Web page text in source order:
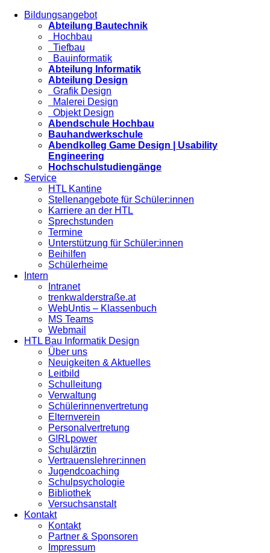
Bildungsangebot
Abteilung Bautechnik
Hochbau
Tiefbau
Bauinformatik
Abteilung Informatik
Abteilung Design
Grafik Design
Malerei Design
Objekt Design
Abendschule Hochbau
Bauhandwerkschule
Abendkolleg Game Design | Usability
Engineering
Hochschulstudiengänge
Service
HTL Kantine
Stellenangebote für Schüler:innen
Karriere an der HTL
Sprechstunden
Termine
Unterstützung für Schüler:innen
Beihilfen
Schülerheime
Intern
Intranet
trenkwalderstraße.at
WebUntis – Klassenbuch
MS Teams
Webmail
HTL Bau Informatik Design
Über uns
Neuigkeiten & Aktuelles
Leitbild
Schulleitung
Verwaltung
Schülerinnenvertretung
Elternverein
Personalvertretung
G!RLpower
Schulärztin
Vertrauenslehrer:innen
Jugendcoaching
Schulpsychologie
Bibliothek
Versuchsanstalt
Kontakt
Kontakt
Partner & Sponsoren
Impressum